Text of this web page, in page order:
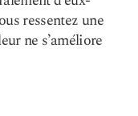
ressentez une
ne s’améliore